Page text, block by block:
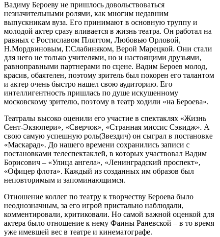
Вадиму Бероеву не пришлось довольствоваться
незначительными ролями, как многим недавним
выпускникам вуза. Его принимают в основную труппу и
молодой актер сразу вливается в жизнь театра. Он работал на
равных с Ростиславом Пляттом, Любовью Орловой,
Н.Мордвиновым, Г.Слабиняком, Верой Марецкой. Они стали
для него не только учителями, но и настоящими друзьями,
равноправными партнерами по сцене. Вадим Бероев молод,
красив, обаятелен, поэтому зритель был покорен его талантом
и актер очень быстро нашел свою аудиторию. Его
интеллигентность пришлась по душе искушенному
московскому зрителю, поэтому в театр ходили «на Бероева».
Театралы высоко оценили его участие в спектаклях «Жизнь
Сент-Экзюпери», «Сверчок», «Странная миссис Сэвидж». А
свою самую успешную роль(Звездич) он сыграл в постановке
«Маскарад». До нашего времени сохранились записи с
постановками телеспектаклей, в которых участвовал Вадим
Борисович – «Улица ангела», «Ленинградский проспект»,
«Офицер флота». Каждый из созданных им образов был
неповторимым и запоминающимся.
Отношение коллег по театру к творчеству Бероева было
неоднозначным, за его игрой пристально наблюдали,
комментировали, критиковали. Но самой важной оценкой для
актера было отношение к нему Фаины Раневской – в то время
уже имевшей вес в театре и кинематографе.